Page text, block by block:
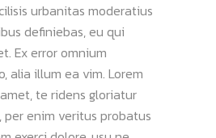
urbanitas moderatius
definiebas, eu qui
Ex error omnium
alia illum ea vim. Lorem
te ridens gloriatur
enim veritus probatus